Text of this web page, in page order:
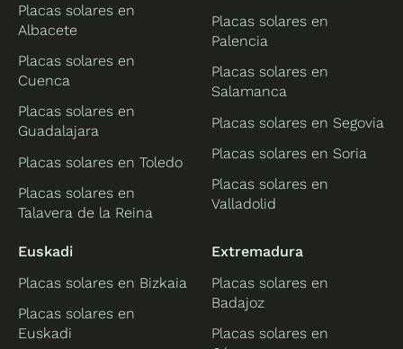
Placas solares en
Albacete
Placas solares en
Cuenca
Placas solares en
Guadalajara
Placas solares en Toledo
Placas solares en
Talavera de la Reina
Placas solares en
Palencia
Placas solares en
Salamanca
Placas solares en Segovia
Placas solares en Soria
Placas solares en
Valladolid
Euskadi
Placas solares en Bizkaia
Placas solares en
Euskadi
Extremadura
Placas solares en
Badajoz
Placas solares en